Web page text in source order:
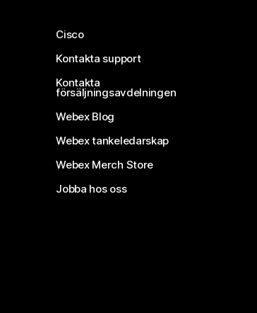
Cisco
Kontakta support
Kontakta
försäljningsavdelningen
Webex Blog
Webex tankeledarskap
Webex Merch Store
Jobba hos oss